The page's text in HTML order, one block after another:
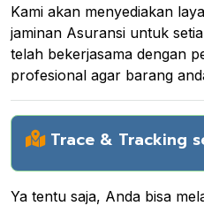
Kami akan menyediakan
jaminan Asuransi untuk
telah bekerjasama dengan
profesional agar barang
Trace & Tracking
Ya tentu saja, Anda bisa